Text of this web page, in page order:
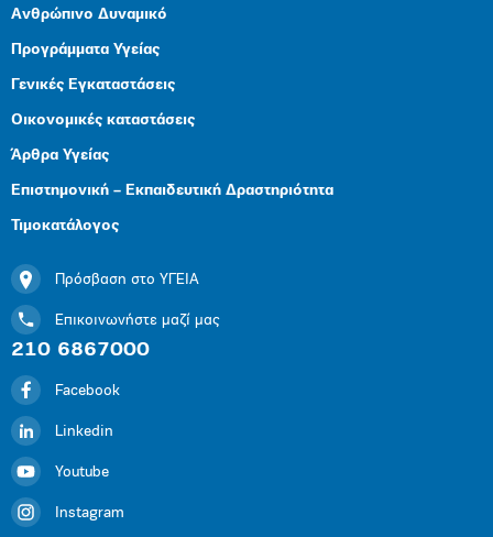
Ανθρώπινο Δυναμικό
Προγράμματα Υγείας
Γενικές Εγκαταστάσεις
Οικονομικές καταστάσεις
Άρθρα Υγείας
Επιστημονική – Εκπαιδευτική Δραστηριότητα
Τιμοκατάλογος
Πρόσβαση στο ΥΓΕΙΑ
Επικοινωνήστε μαζί μας
210 6867000
Facebook
Linkedin
Youtube
Instagram